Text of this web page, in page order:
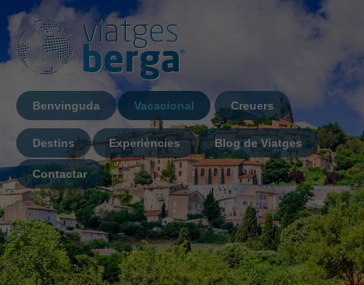
Benvinguda Vacacional Creuers
Destins Experiències Blog de Viatges
Contactar